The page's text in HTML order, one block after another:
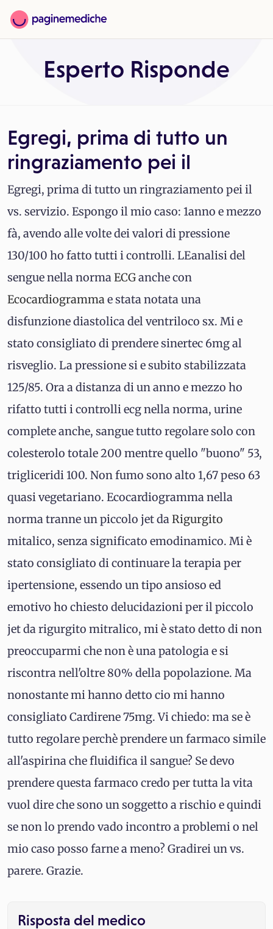
Esperto Risponde
Egregi, prima di tutto un
ringraziamento pei il
Egregi, prima di tutto un ringraziamento pei il
vs. servizio. Espongo il mio caso: 1anno e mezzo
fà, avendo alle volte dei valori di pressione
130/100 ho fatto tutti i controlli. LEanalisi del
sengue nella normaECGanche con
Ecocardiogrammae stata notata una
disfunzione diastolica del ventriloco sx. Mi e
stato consigliato di prendere sinertec 6mg al
risveglio. La pressione si e subito stabilizzata
125/85. Ora a distanza di un anno e mezzo ho
rifatto tutti i controlli ecg nella norma, urine
complete anche, sangue tutto regolare solo con
colesterolo totale 200 mentre quello "buono" 53,
trigliceridi 100. Non fumo sono alto 1,67 peso 63
quasi vegetariano. Ecocardiogramma nella
norma tranne un piccolo jet daRigurgito
mitalico, senza significato emodinamico. Mi è
stato consigliato di continuare la terapia per
ipertensione, essendo un tipo ansioso ed
emotivo ho chiesto delucidazioni per il piccolo
jet da rigurgito mitralico, mi è stato detto di non
preoccuparmi che non è una patologia e si
riscontra nell'oltre 80% della popolazione. Ma
nonostante mi hanno detto cio mi hanno
consigliato Cardirene 75mg. Vi chiedo: ma se è
tutto regolare perchè prendere un farmaco simile
all'aspirina che fluidifica il sangue? Se devo
prendere questa farmaco credo per tutta la vita
vuol dire che sono un soggetto a rischio e quindi
se non lo prendo vado incontro a problemi o nel
mio caso posso farne a meno? Gradirei un vs.
parere. Grazie.
Risposta del medico